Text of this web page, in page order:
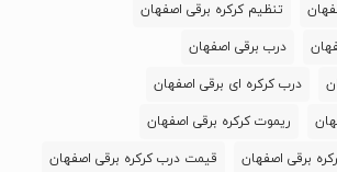
تنظیم کرکره برقی اصفهان
درب برقی اصفهان
درب کرکره ای برقی اصفهان
ریموت کرکره برقی اصفهان
برقی اصفهان قیمت درب کرکره برقی اصفهان